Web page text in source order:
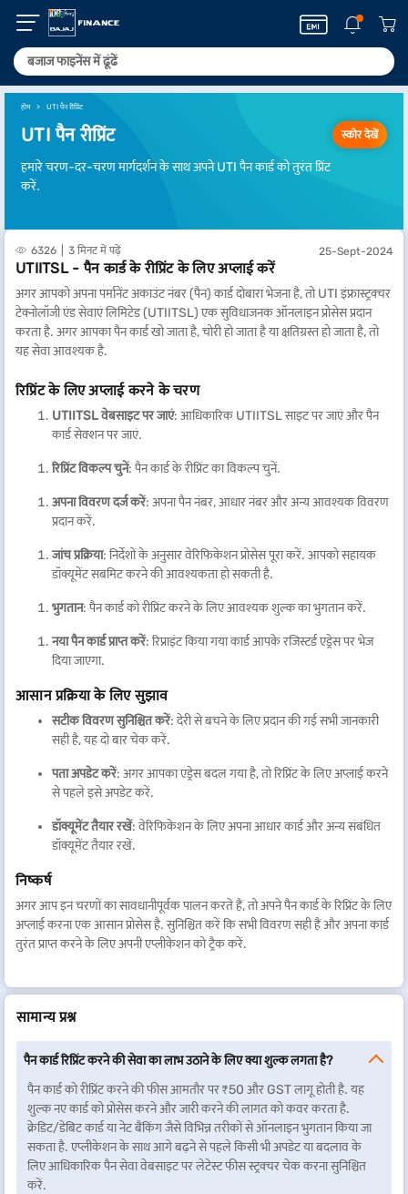
होम UTI पैन रीप्रिंट
UTI पैन रीप्रिंट
हमारे चरण-दर-चरण मार्गदर्शन के साथ अपने UTI पैन कार्ड को तुरंत प्रिंट
करें.
स्कोर देखें
6326 3 मिनट में पढ़ें 25-Sept-2024
UTIITSL - पैन कार्ड के रीप्रिंट के लिए अप्लाई करें
अगर आपको अपना पर्मानेंट अकाउंट नंबर (पैन) कार्ड दोबारा भेजना है, तो UTI इंफ्रास्ट्रक्चर
टेक्नोलॉजी एंड सेवाएं लिमिटेड (UTIITSL) एक सुविधाजनक ऑनलाइन प्रोसेस प्रदान
करता है. अगर आपका पैन कार्ड खो जाता है, चोरी हो जाता है या क्षतिग्रस्त हो जाता है, तो
यह सेवा आवश्यक है.
रिप्रिंट के लिए अप्लाई करने के चरण
UTIITSL वेबसाइट पर जाएं: आधिकारिक UTIITSL साइट पर जाएं और पैन
कार्ड सेक्शन पर जाएं.
रिप्रिंट विकल्प चुनें: पैन कार्ड के रीप्रिंट का विकल्प चुनें.
अपना विवरण दर्ज करें: अपना पैन नंबर, आधार नंबर और अन्य आवश्यक विवरण
प्रदान करें.
जांच प्रक्रिया: निर्देशों के अनुसार वेरिफिकेशन प्रोसेस पूरा करें. आपको सहायक
डॉक्यूमेंट सबमिट करने की आवश्यकता हो सकती है.
भुगतान: पैन कार्ड को रीप्रिंट करने के लिए आवश्यक शुल्क का भुगतान करें.
नया पैन कार्ड प्राप्त करें: रिप्राइंट किया गया कार्ड आपके रजिस्टर्ड एड्रेस पर भेज
दिया जाएगा.
आसान प्रक्रिया के लिए सुझाव
सटीक विवरण सुनिश्चित करें: देरी से बचने के लिए प्रदान की गई सभी जानकारी
सही है, यह दो बार चेक करें.
पता अपडेट करें: अगर आपका एड्रेस बदल गया है, तो रिप्रिंट के लिए अप्लाई करने
से पहले इसे अपडेट करें.
डॉक्यूमेंट तैयार रखें: वेरिफिकेशन के लिए अपना आधार कार्ड और अन्य संबंधित
डॉक्यूमेंट तैयार रखें.
निष्कर्ष
अगर आप इन चरणों का सावधानीपूर्वक पालन करते हैं, तो अपने पैन कार्ड के रिप्रिंट के लिए
अप्लाई करना एक आसान प्रोसेस है. सुनिश्चित करें कि सभी विवरण सही हैं और अपना कार्ड
तुरंत प्राप्त करने के लिए अपनी एप्लीकेशन को ट्रैक करें.
सामान्य प्रश्न
पैन कार्ड रिप्रिंट करने की सेवा का लाभ उठाने के लिए क्या शुल्क लगता है?
पैन कार्ड को रीप्रिंट करने की फीस आमतौर पर ₹50 और GST लागू होती है. यह
शुल्क नए कार्ड को प्रोसेस करने और जारी करने की लागत को कवर करता है.
क्रेडिट/डेबिट कार्ड या नेट बैंकिंग जैसे विभिन्न तरीकों से ऑनलाइन भुगतान किया जा
सकता है. एप्लीकेशन के साथ आगे बढ़ने से पहले किसी भी अपडेट या बदलाव के
लिए आधिकारिक पैन सेवा वेबसाइट पर लेटेस्ट फीस स्ट्रक्चर चेक करना सुनिश्चित
करें.